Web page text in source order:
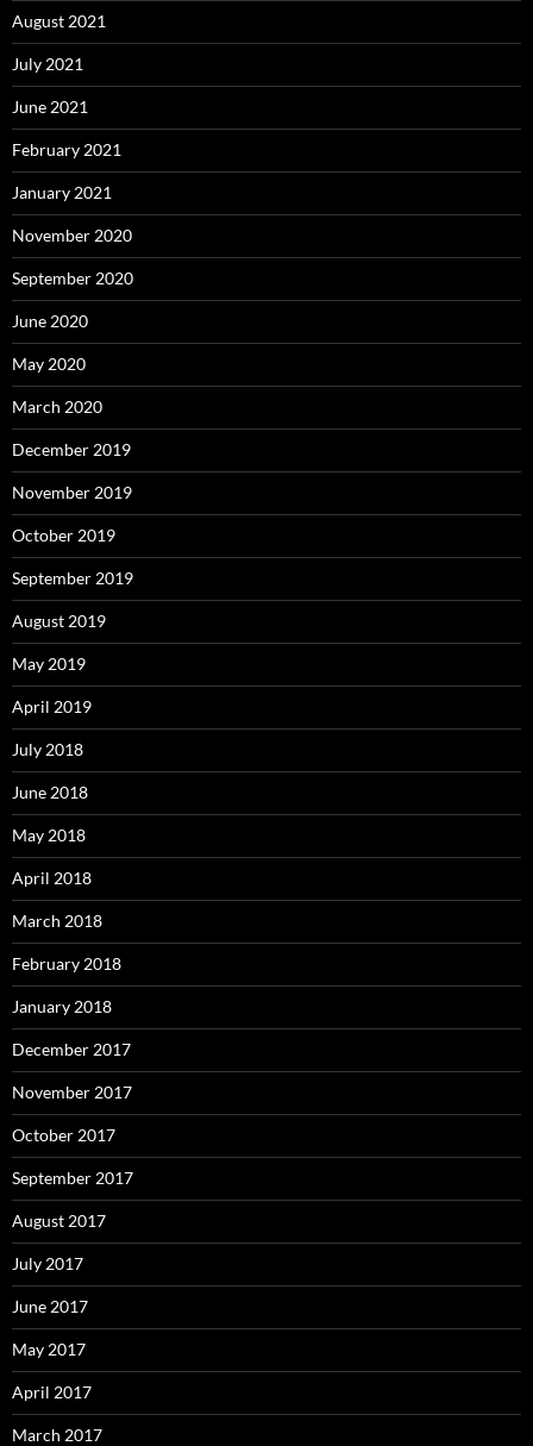
August 2021
July 2021
June 2021
February 2021
January 2021
November 2020
September 2020
June 2020
May 2020
March 2020
December 2019
November 2019
October 2019
September 2019
August 2019
May 2019
April 2019
July 2018
June 2018
May 2018
April 2018
March 2018
February 2018
January 2018
December 2017
November 2017
October 2017
September 2017
August 2017
July 2017
June 2017
May 2017
April 2017
March 2017